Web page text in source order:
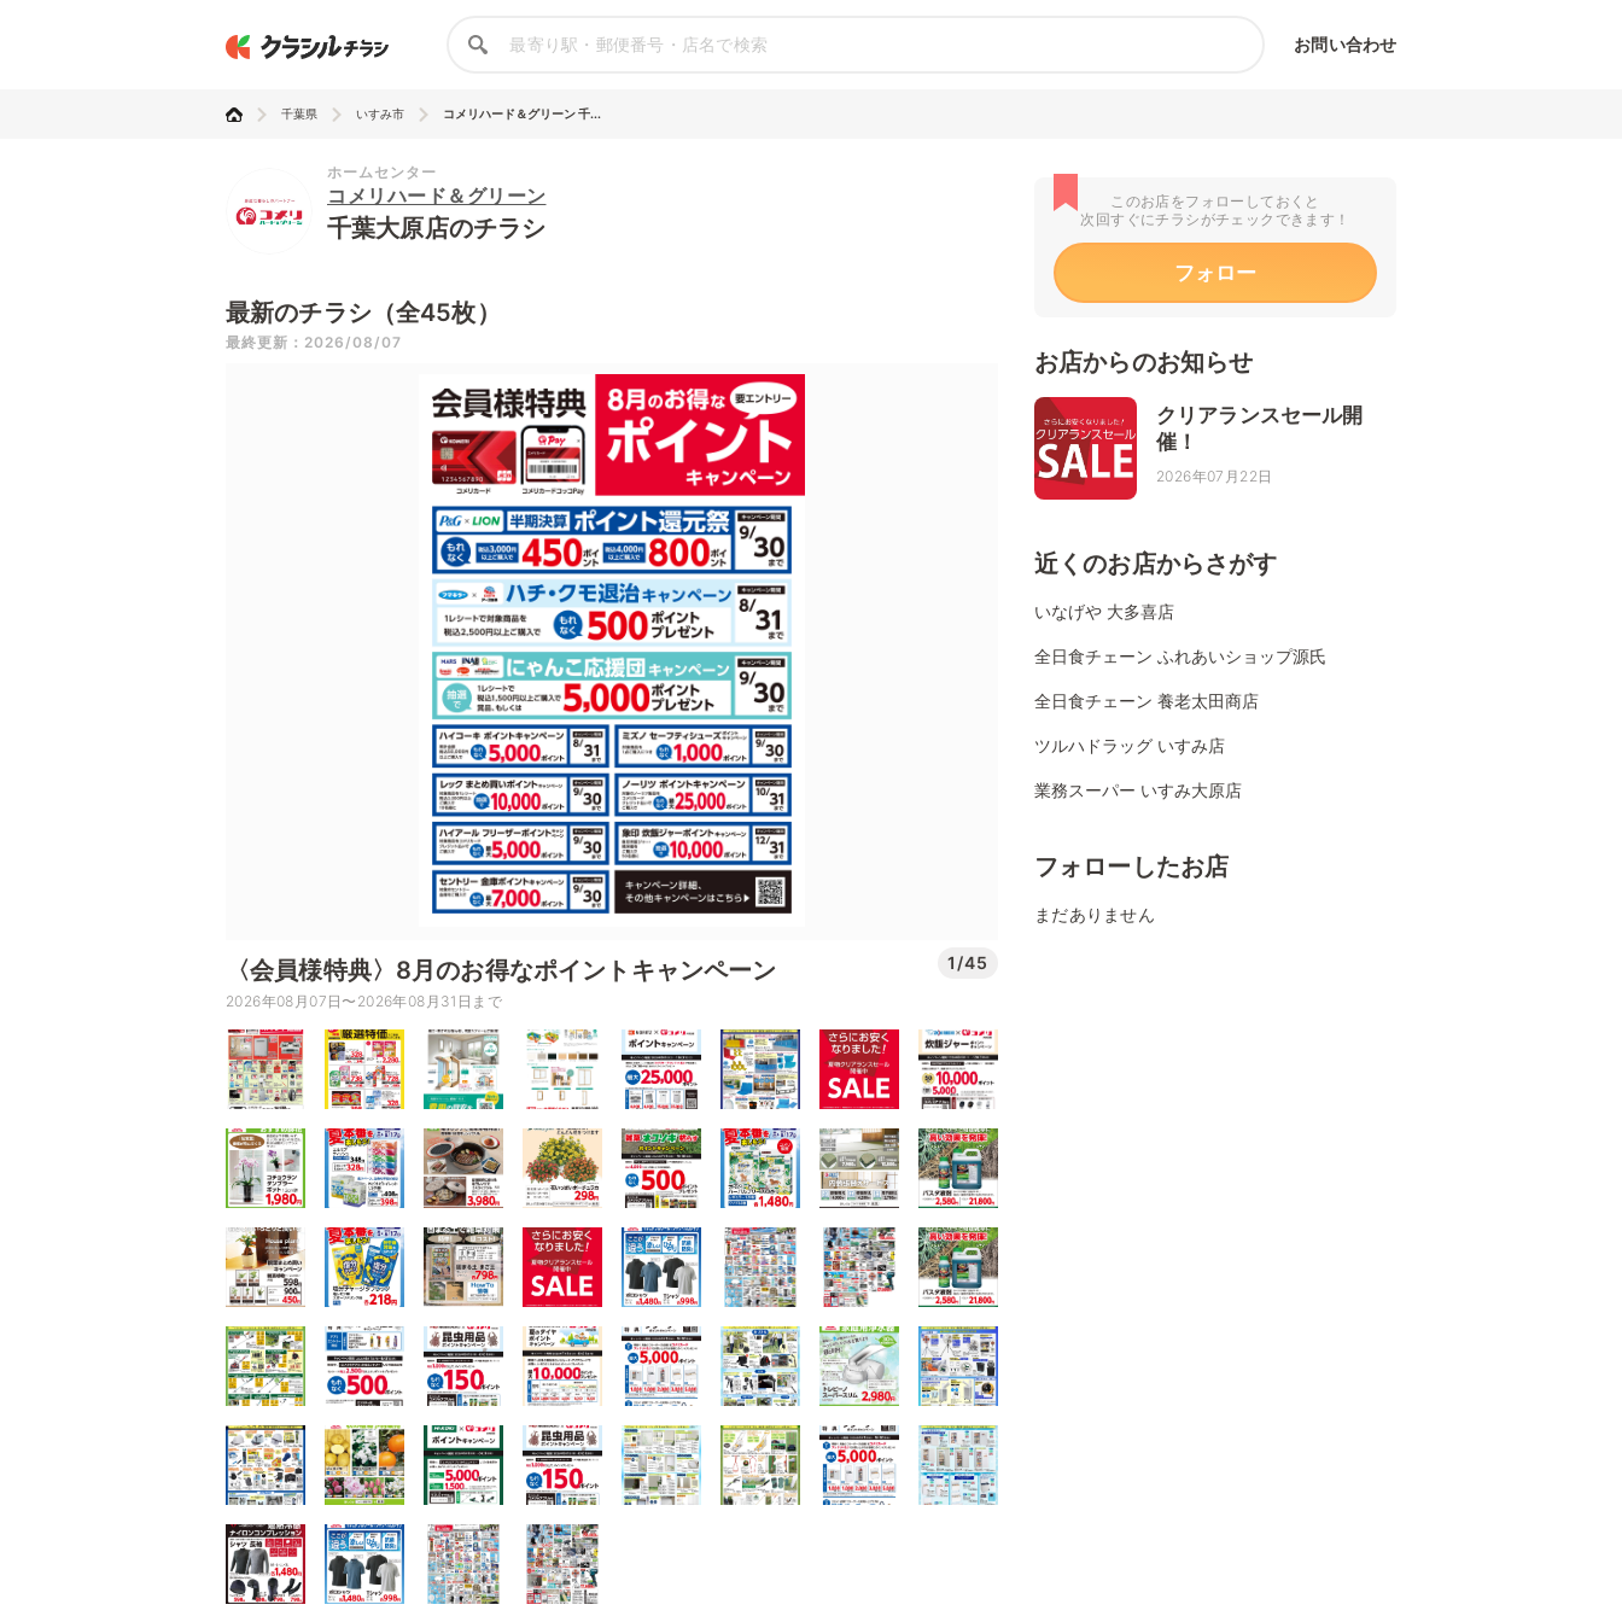
お問い合わせ
千葉県 いすみ市 コメリハード＆グリーン 千...
ホームセンター
コメリハード＆グリーン
千葉大原店のチラシ
最新のチラシ（全45枚）
最終更新：2026/08/07
〈会員様特典〉8月のお得なポイントキャンペーン 1/45
2026年08月07日〜2026年08月31日まで
このお店をフォローしておくと
次回すぐにチラシがチェックできます！
フォロー
お店からのお知らせ
クリアランスセール開
催！
2026年07月22日
近くのお店からさがす
いなげや 大多喜店
全日食チェーン ふれあいショップ源氏
全日食チェーン 養老太田商店
ツルハドラッグ いすみ店
業務スーパー いすみ大原店
フォローしたお店
まだありません